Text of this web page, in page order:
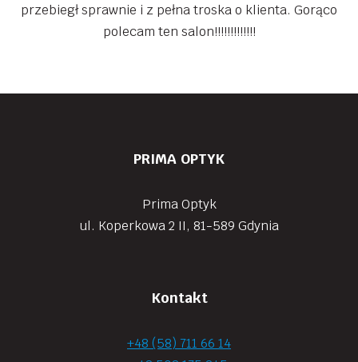
przebiegł sprawnie i z pełna troska o klienta. Gorąco
polecam ten salon!!!!!!!!!!!!!
PRIMA OPTYK
Prima Optyk
ul. Koperkowa 2 II, 81-589 Gdynia
Kontakt
+48 (58) 711 66 14